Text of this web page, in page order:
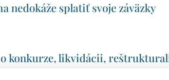
nedokáže splatiť svoje záväzky
konkurze, likvidácii,